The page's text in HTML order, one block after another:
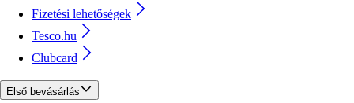
Fizetési lehetőségek
Tesco.hu
Clubcard
Első bevásárlás